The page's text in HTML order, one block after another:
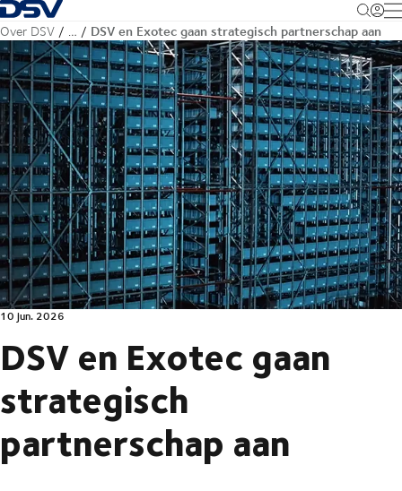
Terug naar startpagina
Over DSV … DSV en Exotec gaan strategisch partnerschap aan
10 jun. 2026
DSV en Exotec gaan
strategisch
partnerschap aan